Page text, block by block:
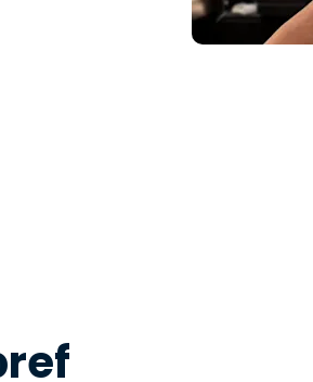
terrain
via
salles